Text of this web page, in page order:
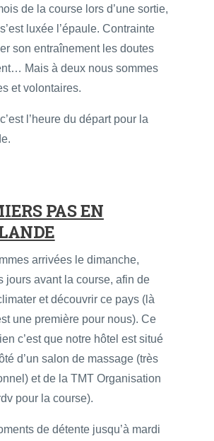
de la course lors d’une sortie,
luxée l’épaule. Contrainte
son entraînement les doutes
Mais à deux nous sommes
et volontaires.
l’heure du départ pour la
PAS EN
arrivées le dimanche,
jours avant la course, afin de
et découvrir ce pays (là
une première pour nous). Ce
c’est que notre hôtel est situé
d’un salon de massage (très
et de la TMT Organisation
pour la course).
de détente jusqu’à mardi